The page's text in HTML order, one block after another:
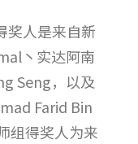
奖人是来自新
丶实达阿南
Seng，以及
Farid Bin
组得奖人为来